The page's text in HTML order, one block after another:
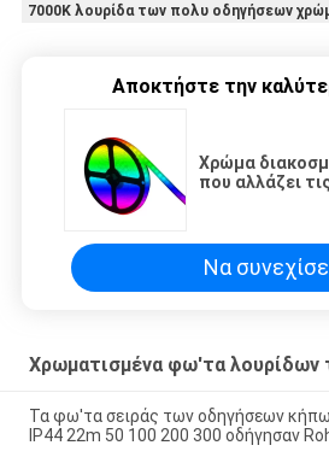
7000K λουρίδα των πολυ οδηγήσεων
Αποκτήστε την
Χρώμα
που αλλάζει
Να
Χρωματισμένα φω'τα λουρίδων
Τα φω'τα σειράς των οδηγήσεων
IP44 22m 50 100 200 300 οδήγησαν